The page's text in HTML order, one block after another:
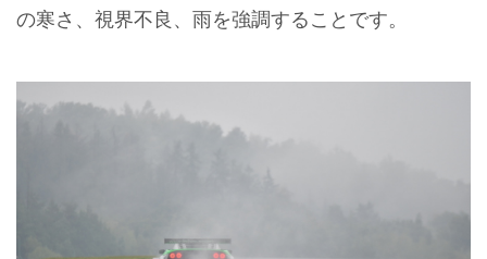
の寒さ、視界不良、雨を強調することです。